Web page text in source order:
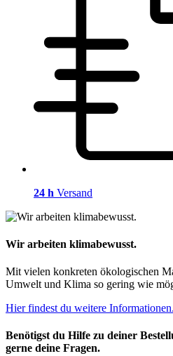
24 h Versand
Wir arbeiten klimabewusst.
Mit vielen konkreten ökologischen
Umwelt und Klima so gering wie
Hier findest du weitere Informationen.
Benötigst du Hilfe zu deiner
gerne deine Fragen.